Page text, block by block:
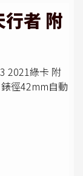
者 附
2021綠卡 附
徑42mm自動